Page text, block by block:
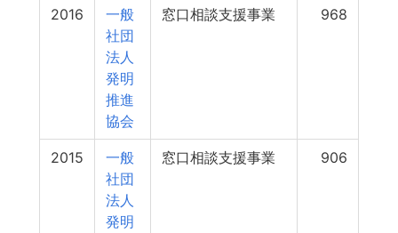
2016
一般
社団
法人
発明
推進
協会
窓口相談支援事業 968
2015
一般
社団
法人
発明
窓口相談支援事業 906